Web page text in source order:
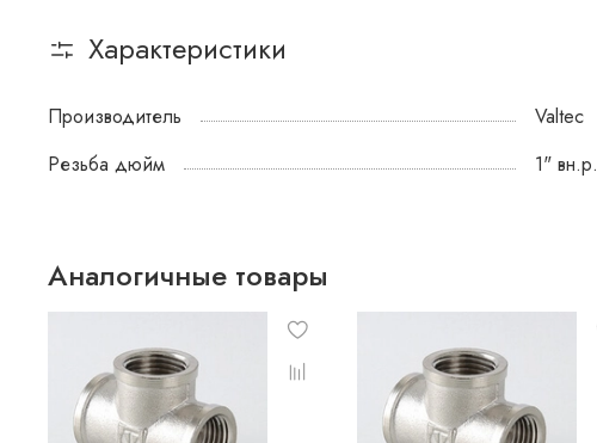
Характеристики
Производитель Valtec
Резьба дюйм
1" вн.р.
Аналогичные товары